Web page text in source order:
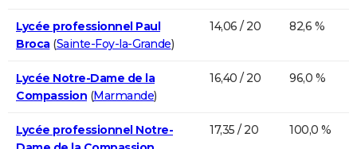
Lycée professionnel Paul
Broca(Sainte-Foy-la-Grande)
14,06 / 20 82,6 %
Lycée Notre-Dame de la
Compassion (Marmande)
16,40 / 20 96,0 %
Lycée professionnel Notre-
17,35 / 20 100,0 %